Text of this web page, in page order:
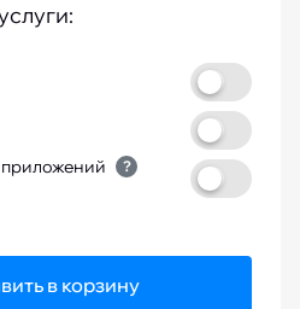
приложений ?
в корзину